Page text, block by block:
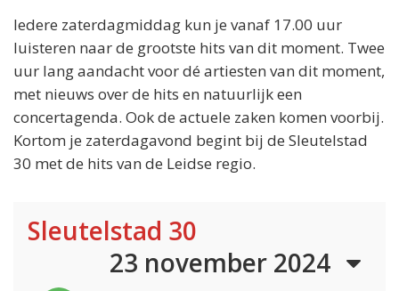
Iedere zaterdagmiddag kun je vanaf 17.00 uur
luisteren naar de grootste hits van dit moment. Twee
uur lang aandacht voor dé artiesten van dit moment,
met nieuws over de hits en natuurlijk een
concertagenda. Ook de actuele zaken komen voorbij.
Kortom je zaterdagavond begint bij de Sleutelstad
30 met de hits van de Leidse regio.
Sleutelstad 30
23 november 2024